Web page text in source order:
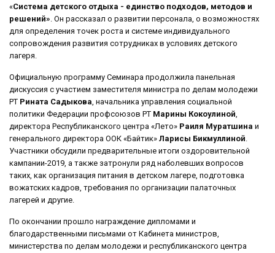
«Система детского отдыха - единство подходов, методов и
решений». Он рассказал о развитии персонала, о возможностях
для определения точек роста и системе индивидуального
сопровождения развития сотрудниках в условиях детского
лагеря.
Официальную программу Семинара продолжила панельная
дискуссия с участием заместителя министра по делам молодежи
РТ Рината Садыкова, начальника управления социальной
политики Федерации профсоюзов РТ Марины Кокоулиной,
директора Республиканского центра «Лето» Раиля Муратшина и
генерального директора ООК «Байтик» Ларисы Бикмуллиной.
Участники обсудили предварительные итоги оздоровительной
кампании-2019, а также затронули ряд наболевших вопросов
таких, как организация питания в детском лагере, подготовка
вожатских кадров, требования по организации палаточных
лагерей и другие.
По окончании прошло награждение дипломами и
благодарственными письмами от Кабинета министров,
министерства по делам молодежи и республиканского центра